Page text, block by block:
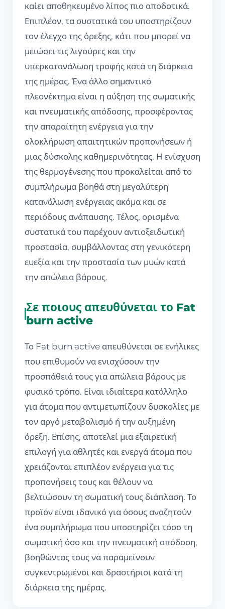
καίει αποθηκευμένο λίπος πιο αποδοτικά.
Επιπλέον, τα συστατικά του υποστηρίζουν
τον έλεγχο της όρεξης, κάτι που μπορεί να
μειώσει τις λιγούρες και την
υπερκατανάλωση τροφής κατά τη διάρκεια
της ημέρας. Ένα άλλο σημαντικό
πλεονέκτημα είναι η αύξηση της σωματικής
και πνευματικής απόδοσης, προσφέροντας
την απαραίτητη ενέργεια για την
ολοκλήρωση απαιτητικών προπονήσεων ή
μιας δύσκολης καθημερινότητας. Η ενίσχυση
της θερμογένεσης που προκαλείται από το
συμπλήρωμα βοηθά στη μεγαλύτερη
κατανάλωση ενέργειας ακόμα και σε
περιόδους ανάπαυσης. Τέλος, ορισμένα
συστατικά του παρέχουν αντιοξειδωτική
προστασία, συμβάλλοντας στη γενικότερη
ευεξία και την προστασία των μυών κατά
την απώλεια βάρους.
Σε ποιους απευθύνεται το Fat
burn active
Το Fat burn active απευθύνεται σε ενήλικες
που επιθυμούν να ενισχύσουν την
προσπάθειά τους για απώλεια βάρους με
φυσικό τρόπο. Είναι ιδιαίτερα κατάλληλο
για άτομα που αντιμετωπίζουν δυσκολίες με
τον αργό μεταβολισμό ή την αυξημένη
όρεξη. Επίσης, αποτελεί μια εξαιρετική
επιλογή για αθλητές και ενεργά άτομα που
χρειάζονται επιπλέον ενέργεια για τις
προπονήσεις τους και θέλουν να
βελτιώσουν τη σωματική τους διάπλαση. Το
προϊόν είναι ιδανικό για όσους αναζητούν
ένα συμπλήρωμα που υποστηρίζει τόσο τη
σωματική όσο και την πνευματική απόδοση,
βοηθώντας τους να παραμείνουν
συγκεντρωμένοι και δραστήριοι κατά τη
διάρκεια της ημέρας.